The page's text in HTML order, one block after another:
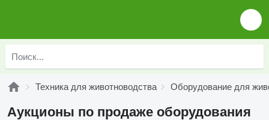
Техника для животноводства Оборудование для
Аукционы по продаже оборудования